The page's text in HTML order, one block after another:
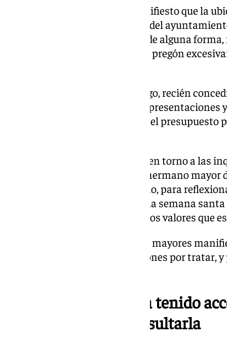
El pasado sábado quedó de manifiesto que la
cartel oficial, el salón de plenos del
además solicitan que se regule de alguna
evitando que se convierta en un pregón
En cuanto a la iglesia de Santiago, recién
convertirse en sede de eventos,
alegaba que se está preparando el
Se sucedían las intervenciones en torno a las
Miguel Luis López-Guadalupe, hermano
reunión informal, fuera del pleno, para
la imagen que se está dando de la semana
permitir dañar, y restablecer unos valores que
La sensación que los hermanos mayores
quedan todavía muchas cuestiones por tratar,
Nuestra redacción ha tenido
para que puedan consultarla